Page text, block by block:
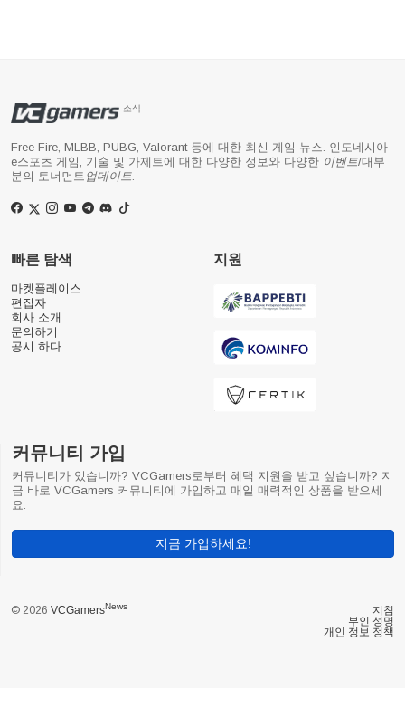
소식
Free Fire, MLBB, PUBG, Valorant 등에 대한 최신 게임 뉴스. 인도네시아
e스포츠 게임, 기술 및 가제트에 대한 다양한 정보와 다양한 이벤트/대부
분의 토너먼트 업데이트.
빠른 탐색
마켓플레이스
편집자
회사 소개
문의하기
공시 하다
지원
커뮤니티 가입
커뮤니티가 있습니까? VCGamers로부터 혜택 지원을 받고 싶습니까? 지
금 바로 VCGamers 커뮤니티에 가입하고 매일 매력적인 상품을 받으세
요.
지금 가입하세요!
© 2026 VCGamersNews
지침
부인 성명
개인 정보 정책